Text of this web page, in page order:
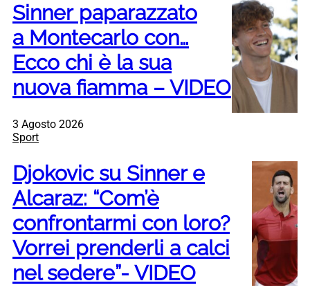
Sinner paparazzato
a Montecarlo con…
Ecco chi è la sua
nuova fiamma – VIDEO
3 Agosto 2026
Sport
Djokovic su Sinner e
Alcaraz: “Com’è
confrontarmi con loro?
Vorrei prenderli a calci
nel sedere”- VIDEO